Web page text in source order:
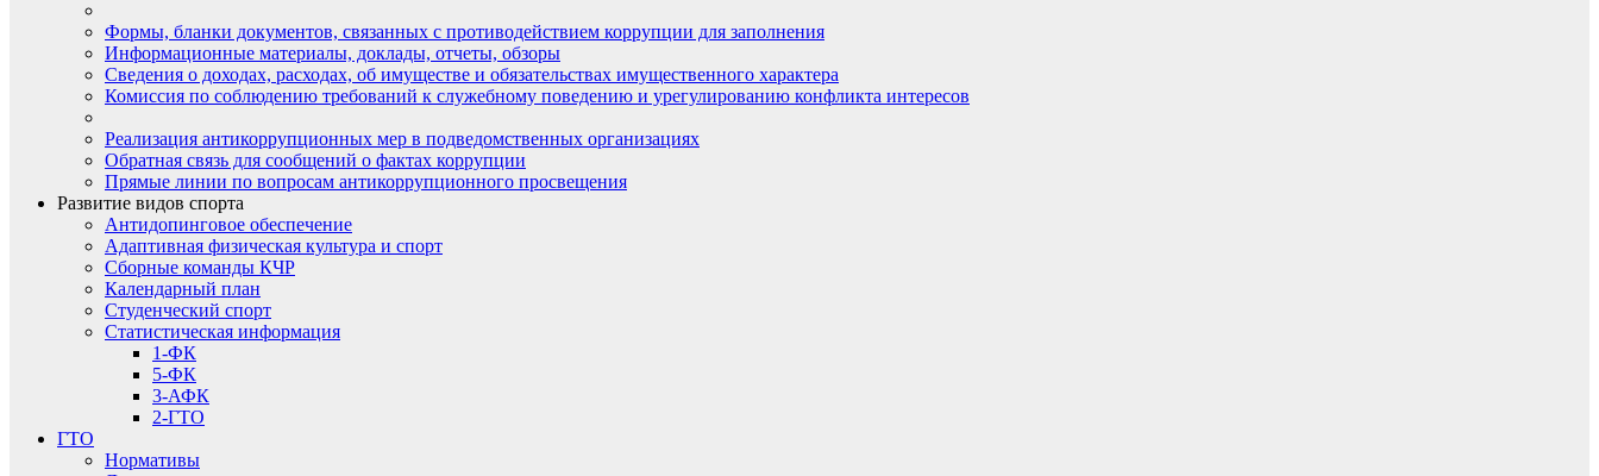
Формы, бланки документов, связанных с противодействием коррупции для заполнения
Информационные материалы, доклады, отчеты, обзоры
Сведения о доходах, расходах, об имуществе и обязательствах имущественного характера
Комиссия по соблюдению требований к служебному поведению и урегулированию конфликта интересов
Реализация антикоррупционных мер в подведомственных организациях
Обратная связь для сообщений о фактах коррупции
Прямые линии по вопросам антикоррупционного просвещения
Развитие видов спорта
Антидопинговое обеспечение
Адаптивная физическая культура и спорт
Сборные команды КЧР
Календарный план
Студенческий спорт
Статистическая информация
1-ФК
5-ФК
3-АФК
2-ГТО
ГТО
Нормативы